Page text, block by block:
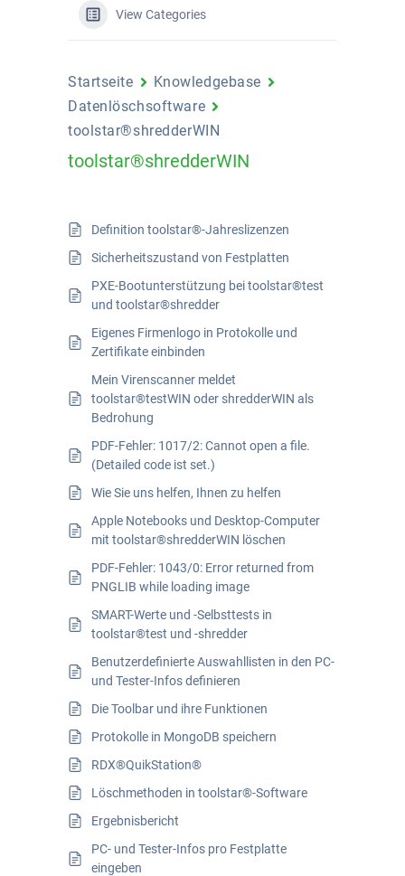
View Categories
Startseite
Knowledgebase
Datenlöschsoftware
toolstar®shredderWIN
toolstar®shredderWIN
Definition toolstar®-Jahreslizenzen
Sicherheitszustand von Festplatten
PXE-Bootunterstützung bei toolstar®test
und toolstar®shredder
Eigenes Firmenlogo in Protokolle und
Zertifikate einbinden
Mein Virenscanner meldet
toolstar®testWIN oder shredderWIN als
Bedrohung
PDF-Fehler: 1017/2: Cannot open a file.
(Detailed code ist set.)
Wie Sie uns helfen, Ihnen zu helfen
Apple Notebooks und Desktop-Computer
mit toolstar®shredderWIN löschen
PDF-Fehler: 1043/0: Error returned from
PNGLIB while loading image
SMART-Werte und -Selbsttests in
toolstar®test und -shredder
Benutzerdefinierte Auswahllisten in den PC-
und Tester-Infos definieren
Die Toolbar und ihre Funktionen
Protokolle in MongoDB speichern
RDX®QuikStation®
Löschmethoden in toolstar®-Software
Ergebnisbericht
PC- und Tester-Infos pro Festplatte
eingeben